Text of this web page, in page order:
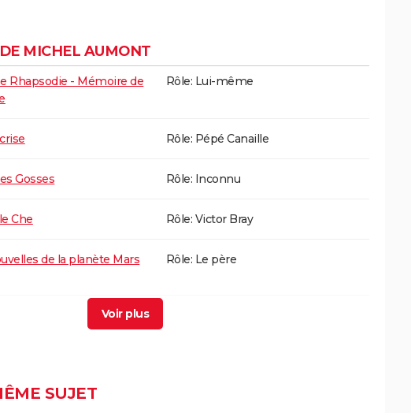
MICHEL AUMONT
Rhapsodie - Mémoire de
Rôle: Lui-même
Rôle: Pépé Canaille
Gosses Rôle: Inconnu
Che Rôle: Victor Bray
de la planète Mars Rôle: Le père
Bernadette
SUJET